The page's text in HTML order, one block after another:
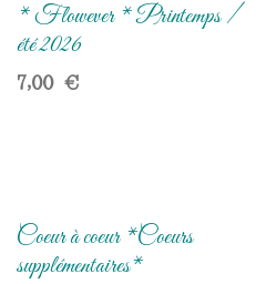
* Flowever * Printemps /
été 2026
7,00€
Coeur à coeur *Coeurs
supplémentaires*